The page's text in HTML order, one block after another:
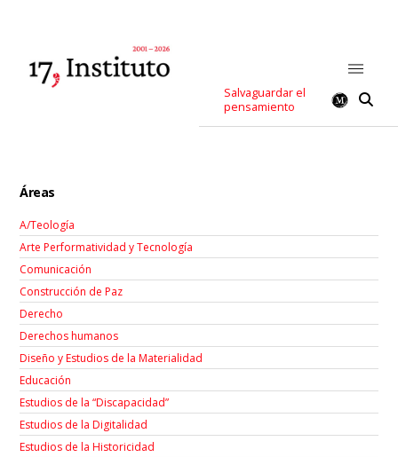
Salvaguardar el
pensamiento
Áreas
A/Teología
Arte Performatividad y Tecnología
Comunicación
Construcción de Paz
Derecho
Derechos humanos
Diseño y Estudios de la Materialidad
Educación
Estudios de la “Discapacidad”
Estudios de la Digitalidad
Estudios de la Historicidad